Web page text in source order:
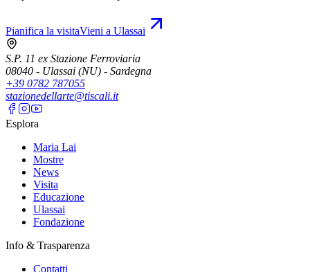
Pianifica la visitaVieni a Ulassai
S.P. 11 ex Stazione Ferroviaria
08040 - Ulassai (NU) - Sardegna
+39 0782 787055
stazionedellarte@tiscali.it
Esplora
Maria Lai
Mostre
News
Visita
Educazione
Ulassai
Fondazione
Info & Trasparenza
Contatti